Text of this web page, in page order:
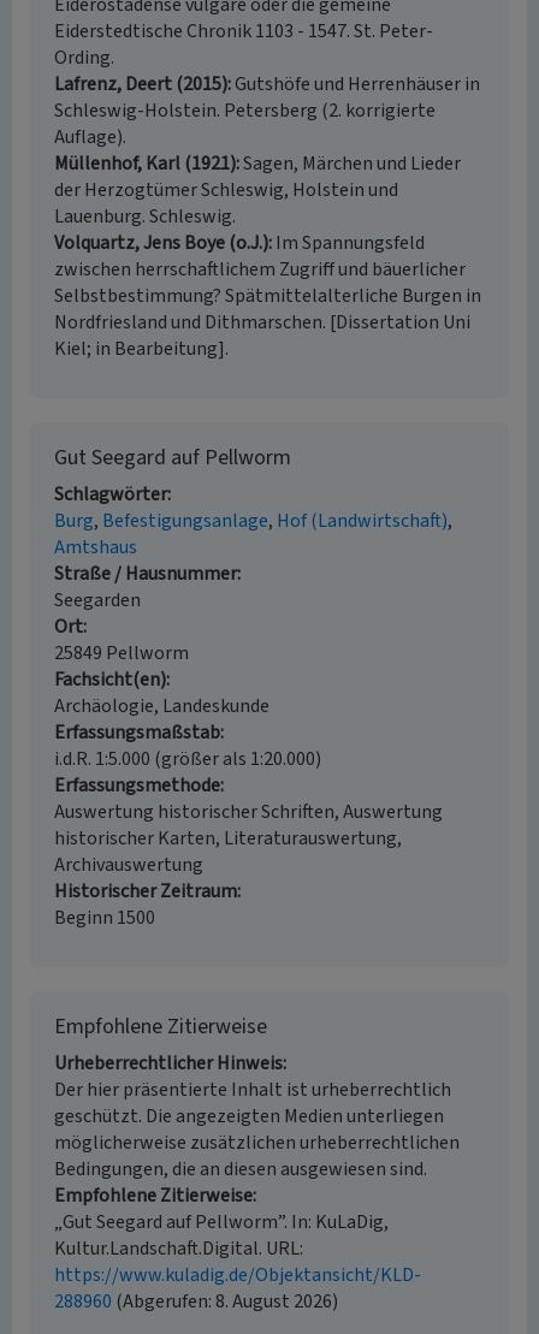
Eiderstedtische Chronik 1103 - 1547. St. Peter-
Ording.
Lafrenz, Deert (2015) Gutshöfe und Herrenhäuser in
Schleswig-Holstein. Petersberg (2. korrigierte
Auflage).
Müllenhof, Karl (1921) Sagen, Märchen und Lieder
der Herzogtümer Schleswig, Holstein und
Lauenburg. Schleswig.
Volquartz, Jens Boye (o.J.) Im Spannungsfeld
zwischen herrschaftlichem Zugriff und bäuerlicher
Selbstbestimmung? Spätmittelalterliche Burgen in
Nordfriesland und Dithmarschen. [Dissertation Uni
Kiel; in Bearbeitung].
Gut Seegard auf Pellworm
Schlagwörter
Burg Befestigungsanlage Hof (Landwirtschaft)
Amtshaus
Straße / Hausnummer
Seegarden
Ort
25849 Pellworm
Fachsicht(en)
Archäologie, Landeskunde
Erfassungsmaßstab
i.d.R. 1:5.000 (größer als 1:20.000)
Erfassungsmethode
Auswertung historischer Schriften, Auswertung
historischer Karten, Literaturauswertung,
Archivauswertung
Historischer Zeitraum
Beginn 1500
Empfohlene Zitierweise
Urheberrechtlicher Hinweis
Der hier präsentierte Inhalt ist urheberrechtlich
geschützt. Die angezeigten Medien unterliegen
möglicherweise zusätzlichen urheberrechtlichen
Bedingungen, die an diesen ausgewiesen sind.
Empfohlene Zitierweise
„Gut Seegard auf Pellworm”. In: KuLaDig,
Kultur.Landschaft.Digital. URL:
https://www.kuladig.de/Objektansicht/KLD-
288960 (Abgerufen: 8. August 2026)